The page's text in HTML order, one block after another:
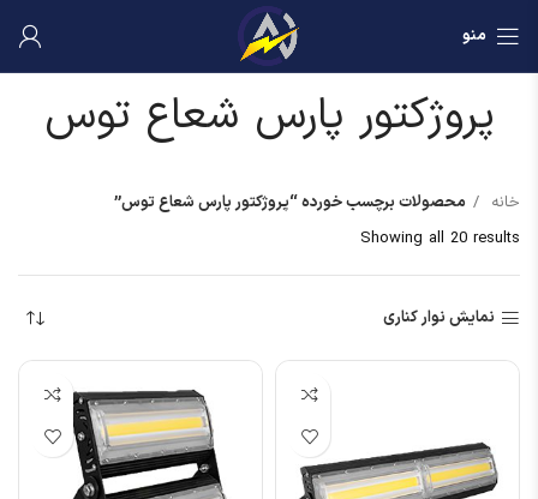
منو
پروژکتور پارس شعاع توس
خانه
محصولات برچسب خورده “پروژکتور پارس شعاع توس”
Showing all 20 results
نمایش نوار کناری